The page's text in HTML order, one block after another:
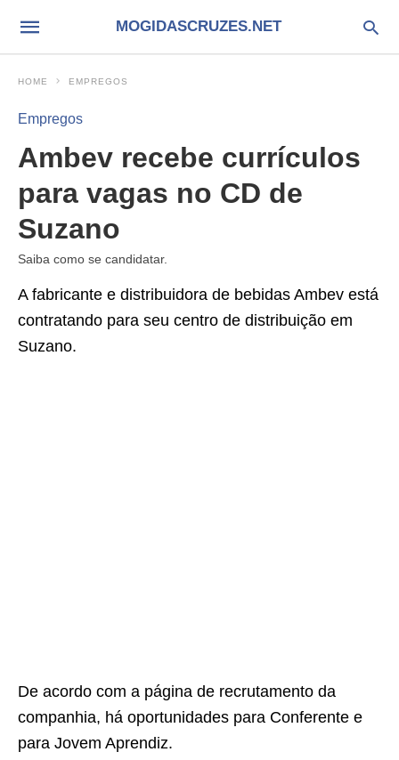
MOGIDASCRUZES.NET
HOME EMPREGOS
Empregos
Ambev recebe currículos
para vagas no CD de
Suzano
Saiba como se candidatar.
A fabricante e distribuidora de bebidas Ambev está
contratando para seu centro de distribuição em
Suzano.
De acordo com a página de recrutamento da
companhia, há oportunidades para Conferente e
para Jovem Aprendiz.